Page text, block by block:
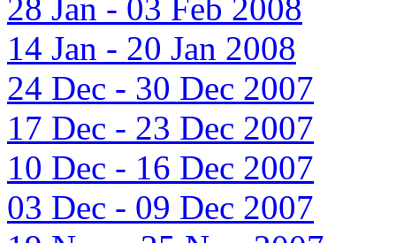
28 Jan - 03 Feb 2008
14 Jan - 20 Jan 2008
24 Dec - 30 Dec 2007
17 Dec - 23 Dec 2007
10 Dec - 16 Dec 2007
03 Dec - 09 Dec 2007